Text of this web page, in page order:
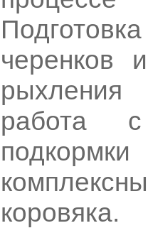
черенков
рыхления
работа
коровяка.